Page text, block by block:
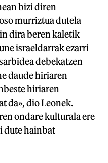
bizi diren
murriztua dutela
dira beren kaletik
israeldarrak ezarri
debekatzen
daude hiriaren
hiriaren
da», dio Leonek.
ondare kulturala ere
dute hainbat